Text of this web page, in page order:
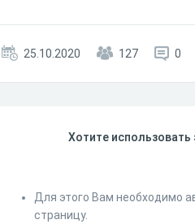
25.10.2020 127 0
Хотите использовать
Для этого Вам необходимо
страницу.